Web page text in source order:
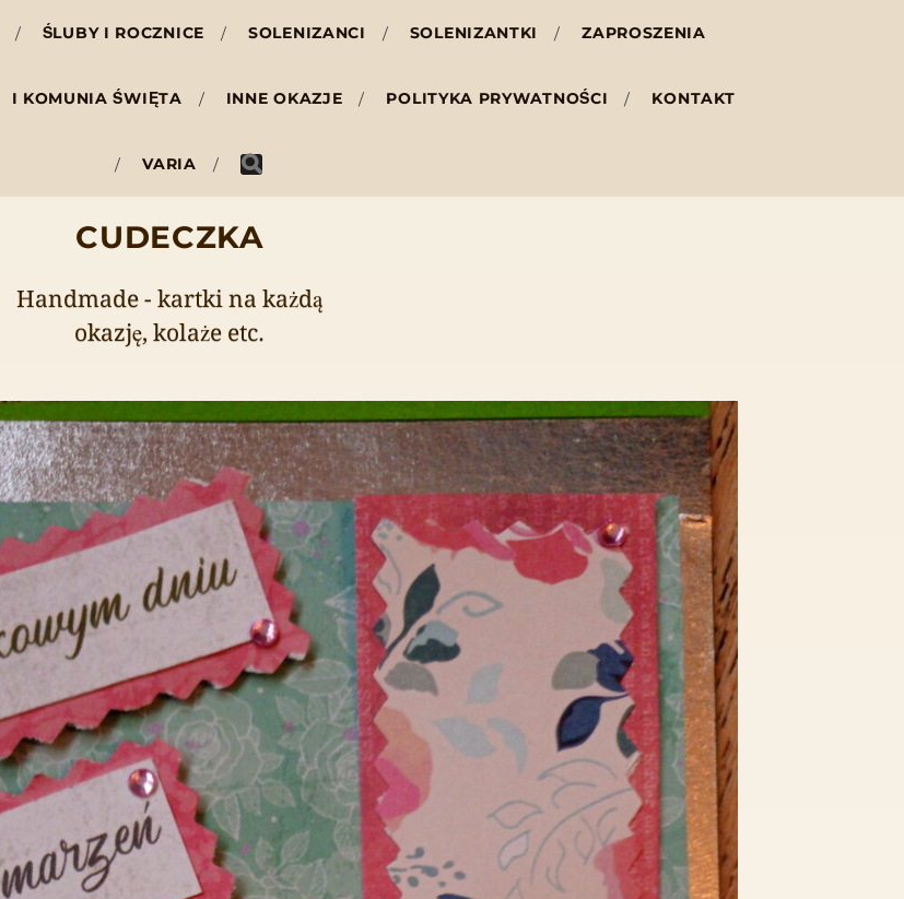
ŚLUBY I ROCZNICE SOLENIZANCI SOLENIZANTKI ZAPROSZENIA
I KOMUNIA ŚWIĘTA INNE OKAZJE POLITYKA PRYWATNOŚCI KONTAKT
VARIA
CUDECZKA
Handmade - kartki na każdą
okazję, kolaże etc.